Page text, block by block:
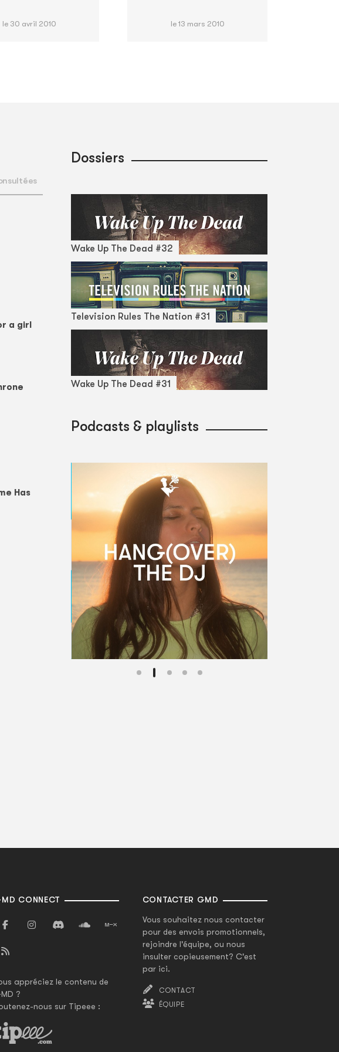
le 30 avril 2010 le 13 mars 2010
a girl
Has
Dossiers
Wake Up The Dead #32
Television Rules The Nation #31
Wake Up The Dead #31
Podcasts & playlists
CONNECT
appréciez le contenu de
?
nous sur Tipeee :
CONTACTER GMD
Vous souhaitez nous contacter
pour des envois promotionnels,
rejoindre l'équipe, ou nous
insulter copieusement? C'est
par ici.
CONTACT
ÉQUIPE